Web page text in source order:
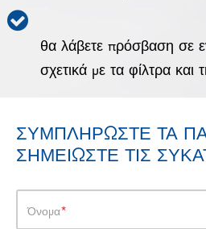
θα λάβετε πρόσβαση σε
σχετικά με τα φίλτρα και
ΣΥΜΠΛΗΡΩΣΤΕ ΤΑ
ΣΗΜΕΙΩΣΤΕ ΤΙΣ
Όνομα